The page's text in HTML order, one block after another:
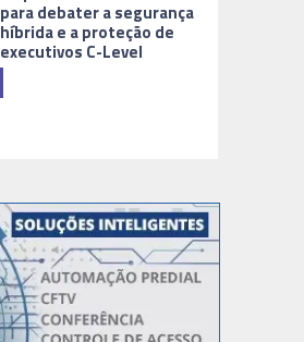
para debater a segurança
híbrida e a proteção de
executivos C-Level